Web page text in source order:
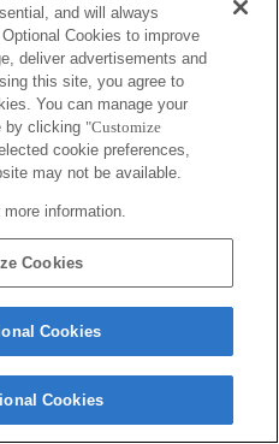
Copyright 2026 Sony Corporation
and will always
Cookies to improve
deliver advertisements and
this site, you agree to
You can manage your
by clicking "Customize
cookie preferences,
may not be available.
more information.
Cookies
Cookies
Cookies